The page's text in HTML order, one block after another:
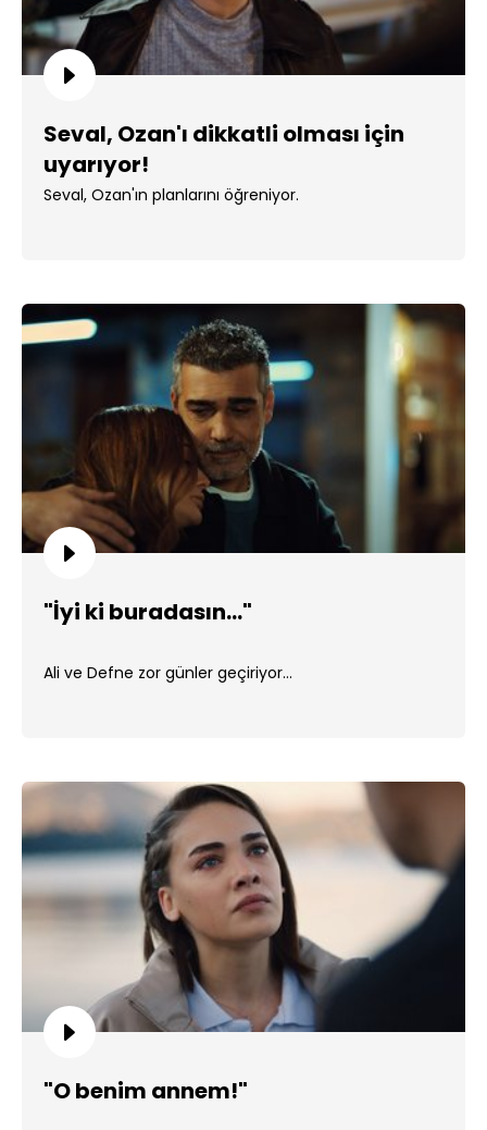
Seval, Ozan'ı dikkatli olması için
uyarıyor!
Seval, Ozan'ın planlarını öğreniyor.
"İyi ki buradasın..."
Ali ve Defne zor günler geçiriyor...
"O benim annem!"